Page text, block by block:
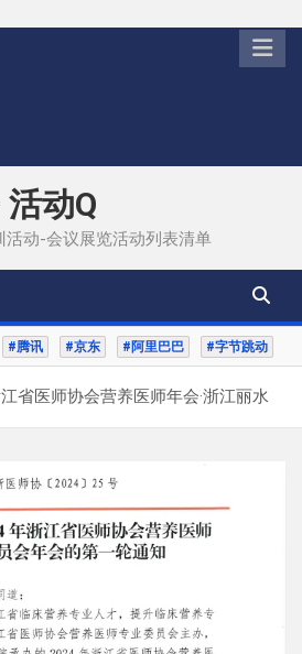
动Q
活动-会议展览活动列表清单
#腾讯 #京东 #阿里巴巴 #字节跳动
省医师协会营养医师年会·浙江丽水